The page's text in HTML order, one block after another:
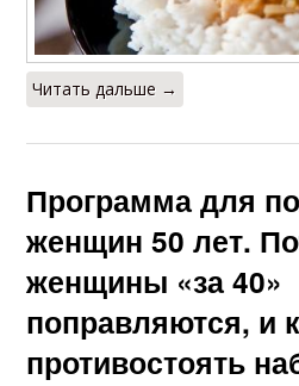
Читать дальше →
Программа для
женщин 50 лет.
женщины «за 40»
поправляются, и
противостоять